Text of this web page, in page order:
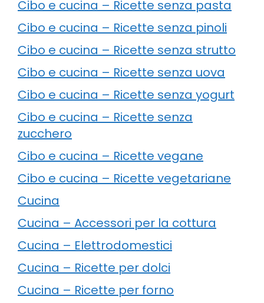
Cibo e cucina – Ricette senza pasta
Cibo e cucina – Ricette senza pinoli
Cibo e cucina – Ricette senza strutto
Cibo e cucina – Ricette senza uova
Cibo e cucina – Ricette senza yogurt
Cibo e cucina – Ricette senza
zucchero
Cibo e cucina – Ricette vegane
Cibo e cucina – Ricette vegetariane
Cucina
Cucina – Accessori per la cottura
Cucina – Elettrodomestici
Cucina – Ricette per dolci
Cucina – Ricette per forno